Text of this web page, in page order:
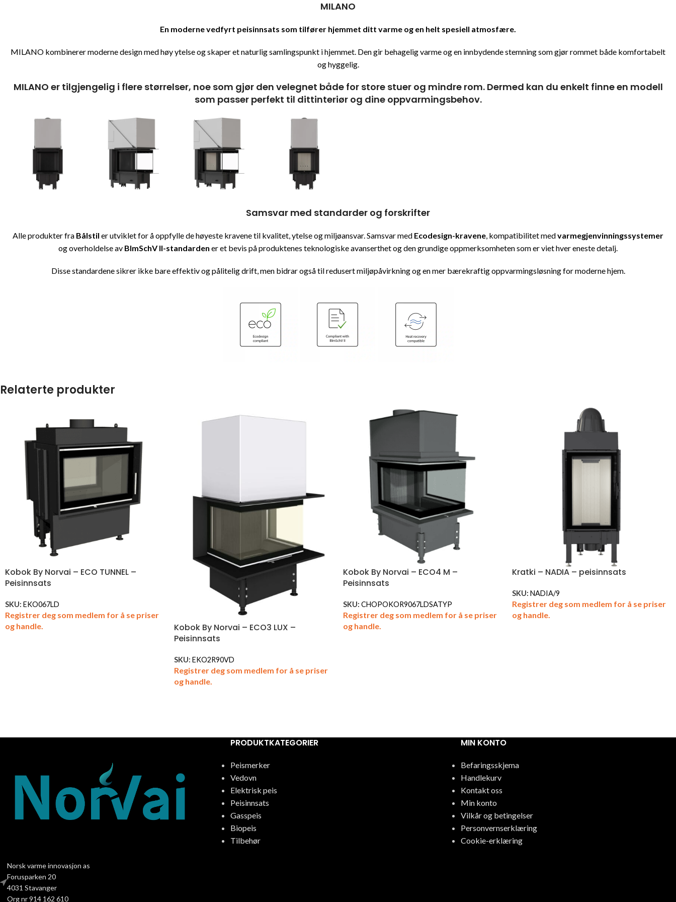
MILANO
En moderne vedfyrt peisinnsats som tilfører hjemmet ditt varme og en helt spesiell atmosfære.
MILANO kombinerer moderne design med høy ytelse og skaper et naturlig samlingspunkt i hjemmet. Den gir behagelig varme og en innbydende stemning som gjør rommet både komfortabelt
og hyggelig.
MILANO er tilgjengelig i flere størrelser, noe som gjør den velegnet både for store stuer og mindre rom. Dermed kan du enkelt finne en modell
som passer perfekt til dittinteriør og dine oppvarmingsbehov.
Samsvar med standarder og forskrifter
Alle produkter fra Bålstil er utviklet for å oppfylle de høyeste kravene til kvalitet, ytelse og miljøansvar. Samsvar med Ecodesign-kravene , kompatibilitet medvarmegjenvinningssystemer
og overholdelse av BImSchV II-standarden er et bevis på produktenes teknologiske avanserthet og den grundige oppmerksomheten som er viet hver eneste detalj.
Disse standardene sikrer ikke bare effektiv og pålitelig drift, men bidrar også til redusert miljøpåvirkning og en mer bærekraftig oppvarmingsløsning for moderne hjem.
Relaterte produkter
Kobok By Norvai – ECO TUNNEL –
Peisinnsats
SKU: EKO067LD
Registrer deg som medlem for å se priser
og handle.
Kobok By Norvai – ECO3 LUX –
Peisinnsats
SKU: EKO2R90VD
Registrer deg som medlem for å se priser
og handle.
Kobok By Norvai – ECO4 M –
Peisinnsats
SKU: CHOPOKOR9067LDSATYP
Registrer deg som medlem for å se priser
og handle.
Kratki – NADIA – peisinnsats
SKU: NADIA/9
Registrer deg som medlem for å se priser
og handle.
Norsk varme innovasjon as
Forusparken 20
4031 Stavanger
Org nr 914 162 610
PRODUKTKATEGORIER
Peismerker
Vedovn
Elektrisk peis
Peisinnsats
Gasspeis
Biopeis
Tilbehør
MIN KONTO
Befaringsskjema
Handlekurv
Kontakt oss
Min konto
Vilkår og betingelser
Personvernserklæring
Cookie-erklæring